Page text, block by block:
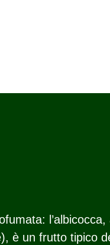
è un frutto tipico